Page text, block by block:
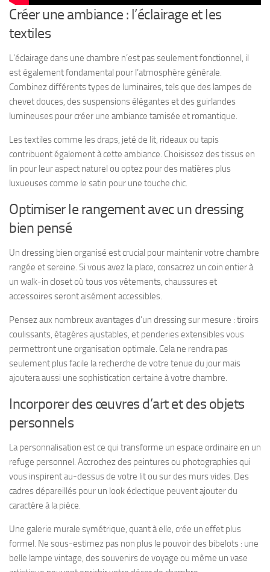
Créer une ambiance : l’éclairage et les
textiles
L’éclairage dans une chambre n’est pas seulement fonctionnel, il
est également fondamental pour l’atmosphère générale.
Combinez différents types de luminaires, tels que des lampes de
chevet douces, des suspensions élégantes et des guirlandes
lumineuses pour créer une ambiance tamisée et romantique.
Les textiles comme les draps, jeté de lit, rideaux ou tapis
contribuent également à cette ambiance. Choisissez des tissus en
lin pour leur aspect naturel ou optez pour des matières plus
luxueuses comme le satin pour une touche chic.
Optimiser le rangement avec un dressing
bien pensé
Un dressing bien organisé est crucial pour maintenir votre chambre
rangée et sereine. Si vous avez la place, consacrez un coin entier à
un walk-in closet où tous vos vêtements, chaussures et
accessoires seront aisément accessibles.
Pensez aux nombreux avantages d’un dressing sur mesure : tiroirs
coulissants, étagères ajustables, et penderies extensibles vous
permettront une organisation optimale. Cela ne rendra pas
seulement plus facile la recherche de votre tenue du jour mais
ajoutera aussi une sophistication certaine à votre chambre.
Incorporer des œuvres d’art et des objets
personnels
La personnalisation est ce qui transforme un espace ordinaire en un
refuge personnel. Accrochez des peintures ou photographies qui
vous inspirent au-dessus de votre lit ou sur des murs vides. Des
cadres dépareillés pour un look éclectique peuvent ajouter du
caractère à la pièce.
Une galerie murale symétrique, quant à elle, crée un effet plus
formel. Ne sous-estimez pas non plus le pouvoir des bibelots : une
belle lampe vintage, des souvenirs de voyage ou même un vase